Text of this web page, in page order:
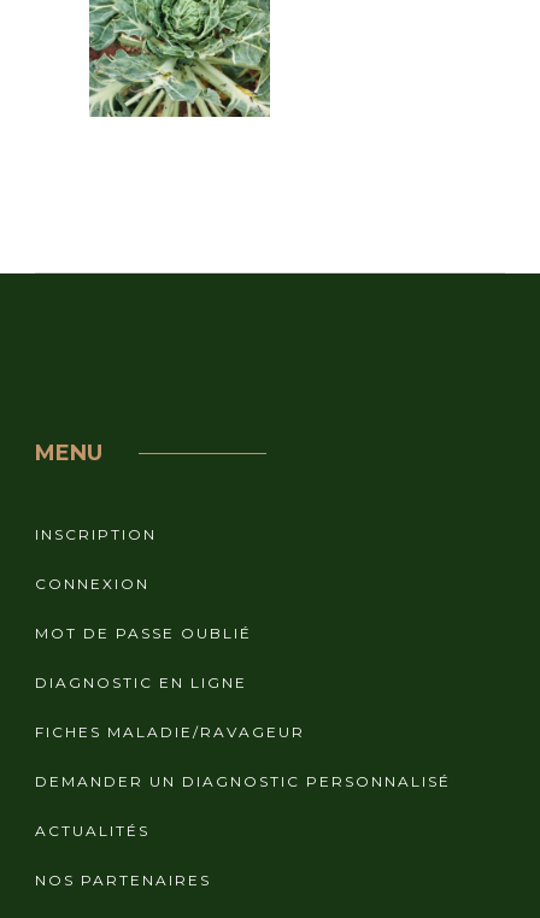
MENU
INSCRIPTION
CONNEXION
MOT DE PASSE OUBLIÉ
DIAGNOSTIC EN LIGNE
FICHES MALADIE/RAVAGEUR
DEMANDER UN DIAGNOSTIC PERSONNALISÉ
ACTUALITÉS
NOS PARTENAIRES